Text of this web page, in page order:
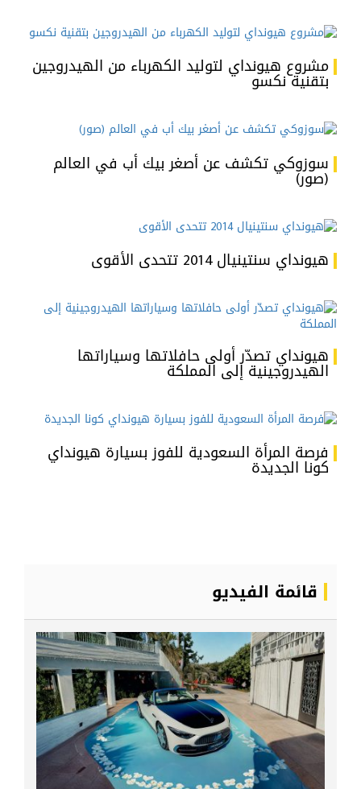
مشروع هيونداي لتوليد الكهرباء من الهيدروجين
بتقنية نكسو
سوزوكي تكشف عن أصغر بيك أب في العالم
(صور)
هيونداي سنتينيال 2014 تتحدى الأقوى
هيونداي تصدّر أولى حافلاتها وسياراتها
الهيدروجينية إلى المملكة
فرصة المرأة السعودية للفوز بسيارة هيونداي
كونا الجديدة
قائمة الفيديو